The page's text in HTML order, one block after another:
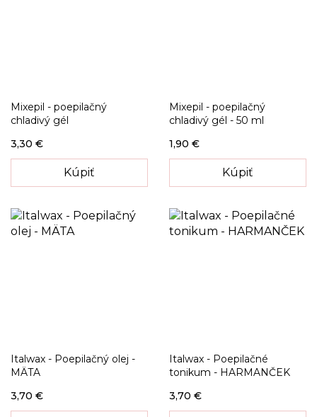
Mixepil - poepilačný
chladivý gél
3,30 €
Kúpiť
Mixepil - poepilačný
chladivý gél - 50 ml
1,90 €
Kúpiť
Italwax - Poepilačný olej -
MÄTA
3,70 €
Italwax - Poepilačné
tonikum - HARMANČEK
3,70 €